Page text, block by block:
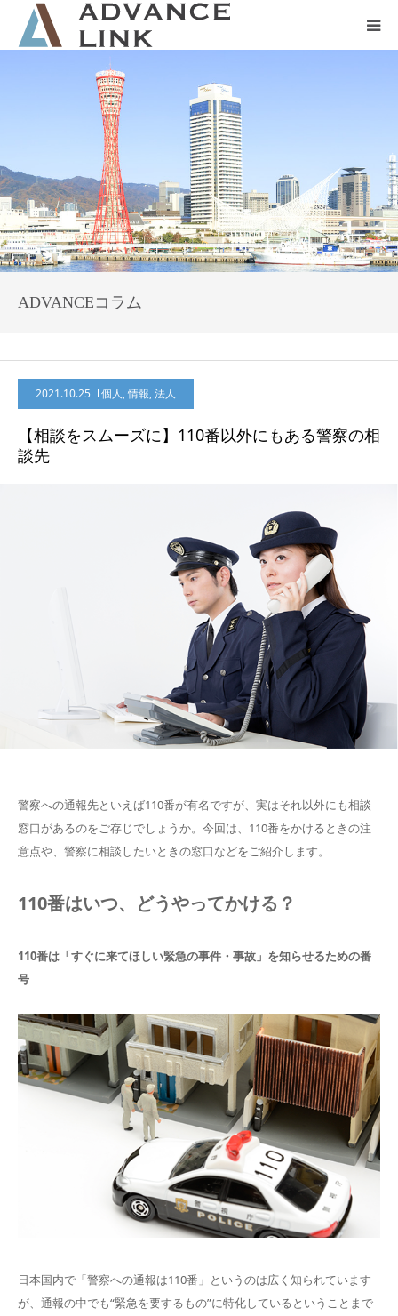
ADVANCEコラム
2021.10.25 個人,情報,法人
【相談をスムーズに】110番以外にもある警察の相
談先
警察への通報先といえば110番が有名ですが、実はそれ以外にも相談
窓口があるのをご存じでしょうか。今回は、110番をかけるときの注
意点や、警察に相談したいときの窓口などをご紹介します。
110番はいつ、どうやってかける？
110番は「すぐに来てほしい緊急の事件・事故」を知らせるための番
号
日本国内で「警察への通報は110番」というのは広く知られています
が、通報の中でも“緊急を要するもの”に特化しているということまで
会社概要
ネット保険
事業保険